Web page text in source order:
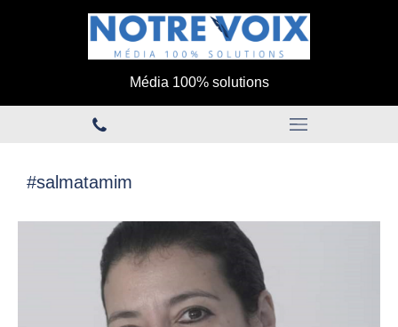
Média 100% solutions
#salmatamim